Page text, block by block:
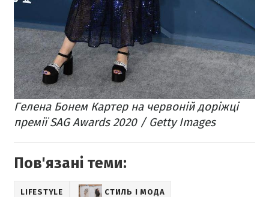
Гелена Бонем Картер на червоній доріжці
премії SAG Awards 2020 / Getty Images
Пов'язані теми:
LIFESTYLE СТИЛЬ І МОДА